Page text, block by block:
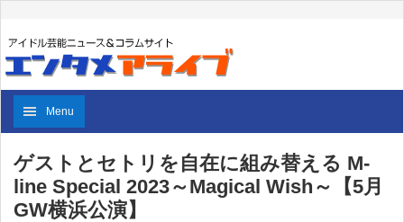
Menu
ゲストとセトリを自在に組み替える M-
line Special 2023～Magical Wish～【5月
GW横浜公演】